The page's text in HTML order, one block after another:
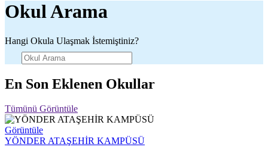
Okul Arama
Hangi Okula Ulaşmak İstemiştiniz?
En Son Eklenen Okullar
Tümünü Görüntüle
Görüntüle
YÖNDER ATAŞEHİR KAMPÜSÜ